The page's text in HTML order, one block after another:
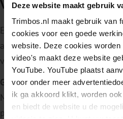
Deze website maakt gebruik
Trimbos.nl maakt gebruik van
cookies voor een goede
website. Deze cookies worden
video's maakt deze website
YouTube. YouTube plaatst
voor onder meer
ik ga akkoord klikt, worden
en biedt de website u de
Video: POH-GGZ in
Een POH-GGZ gaat met een
alcohol. Kijk zelf hoe de
verlopen.
Gesprek met Peter,
Maak kennis met Peter,
problemen op zijn werk en hij